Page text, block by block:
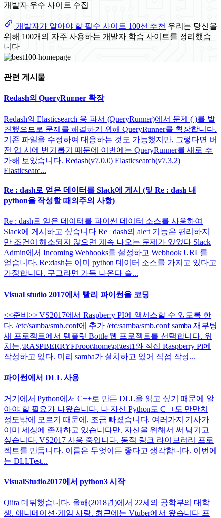
개발자 우수 사이트 수집
개발자가 알아야 할 필수 사이트 100선 추천 우리는 당신을
위해 100개의 자주 사용하는 개발자 학습 사이트를 정리했습
니다
관련 게시물
Redash의 QueryRunner 확장
Redash의 Elasticsearch 용 파서 (QueryRunner)에서 문제 ( )를 발
견했으므로 문제를 해결하기 위해 QueryRunner를 확장합니다.
기존 파일을 수정하여 대응하는 것도 가능했지만, 그렇다면 버
전 업 시에 번거롭기 때문에 이번에는 QueryRunner를 새로 추
가해 보았습니다. Redash(v7.0.0) Elasticsearch(v7.3.2)
Elasticsearc...
Re : dash로 얻은 데이터를 Slack에 게시 (및 Re : dash 내
python을 작성할 때의주의 사항)
Re : dash로 얻은 데이터를 파이썬 데이터 소스를 사용하여
Slack에 게시하고 싶습니다 Re : dash의 alert 기능은 편리하지
만 조건이 해소되지 않으면 계속 나오는 문제가 있었다 Slack
Admin에서 Incoming Webhooks를 설정하고 Webhook URL를
얻습니다. Re:dash는 이미 python 데이터 소스를 가지고 있다고
가정합니다. 구그라면 가득 나온다 슬...
Visual studio 2017에서 빨리 파이썬을 코딩
<<준비>> VS2017에서 Raspberry PI에 액세스할 수 있도록 한
다. /etc/samba/smb.conf에 추가 /etc/samba/smb.conf samba 재부팅
새 프로젝트에서 템플릿 Bottle 웹 프로젝트를 선택합니다. 위
치는,\RASPBERRYPI\root\home\pi\test1와 직접 Raspberry Pi에
작성하고 있다. 미리 samba가 설치하고 있어 직접 작성...
파이썬에서 DLL 사용
거기에서 Python에서 C++로 만든 DLL을 읽고 싶기 때문에 알
아야 할 필요가 나왔습니다. 나 자신 Python도 C++도 만만치
정도밖에 모르기 때문에, 조금 빠졌습니다. 여러가지 기사가
이미 세상에 존재하고 있습니다만, 자신을 위해서 써 남기고
싶습니다. VS2017 사용 중입니다. 동적 링크 라이브러리 프로
젝트를 만듭니다. 이름은 무엇이든 좋다고 생각합니다. 이번에
는 DLLTest...
VisualStudio2017에서 python3 시작
Qiita 데뷔했습니다. 올해(2018년)에서 22세의 공학부의 대학
생. 애니메이션·게임 사랑. 최근에는 Vtuber에서 왔습니다 프